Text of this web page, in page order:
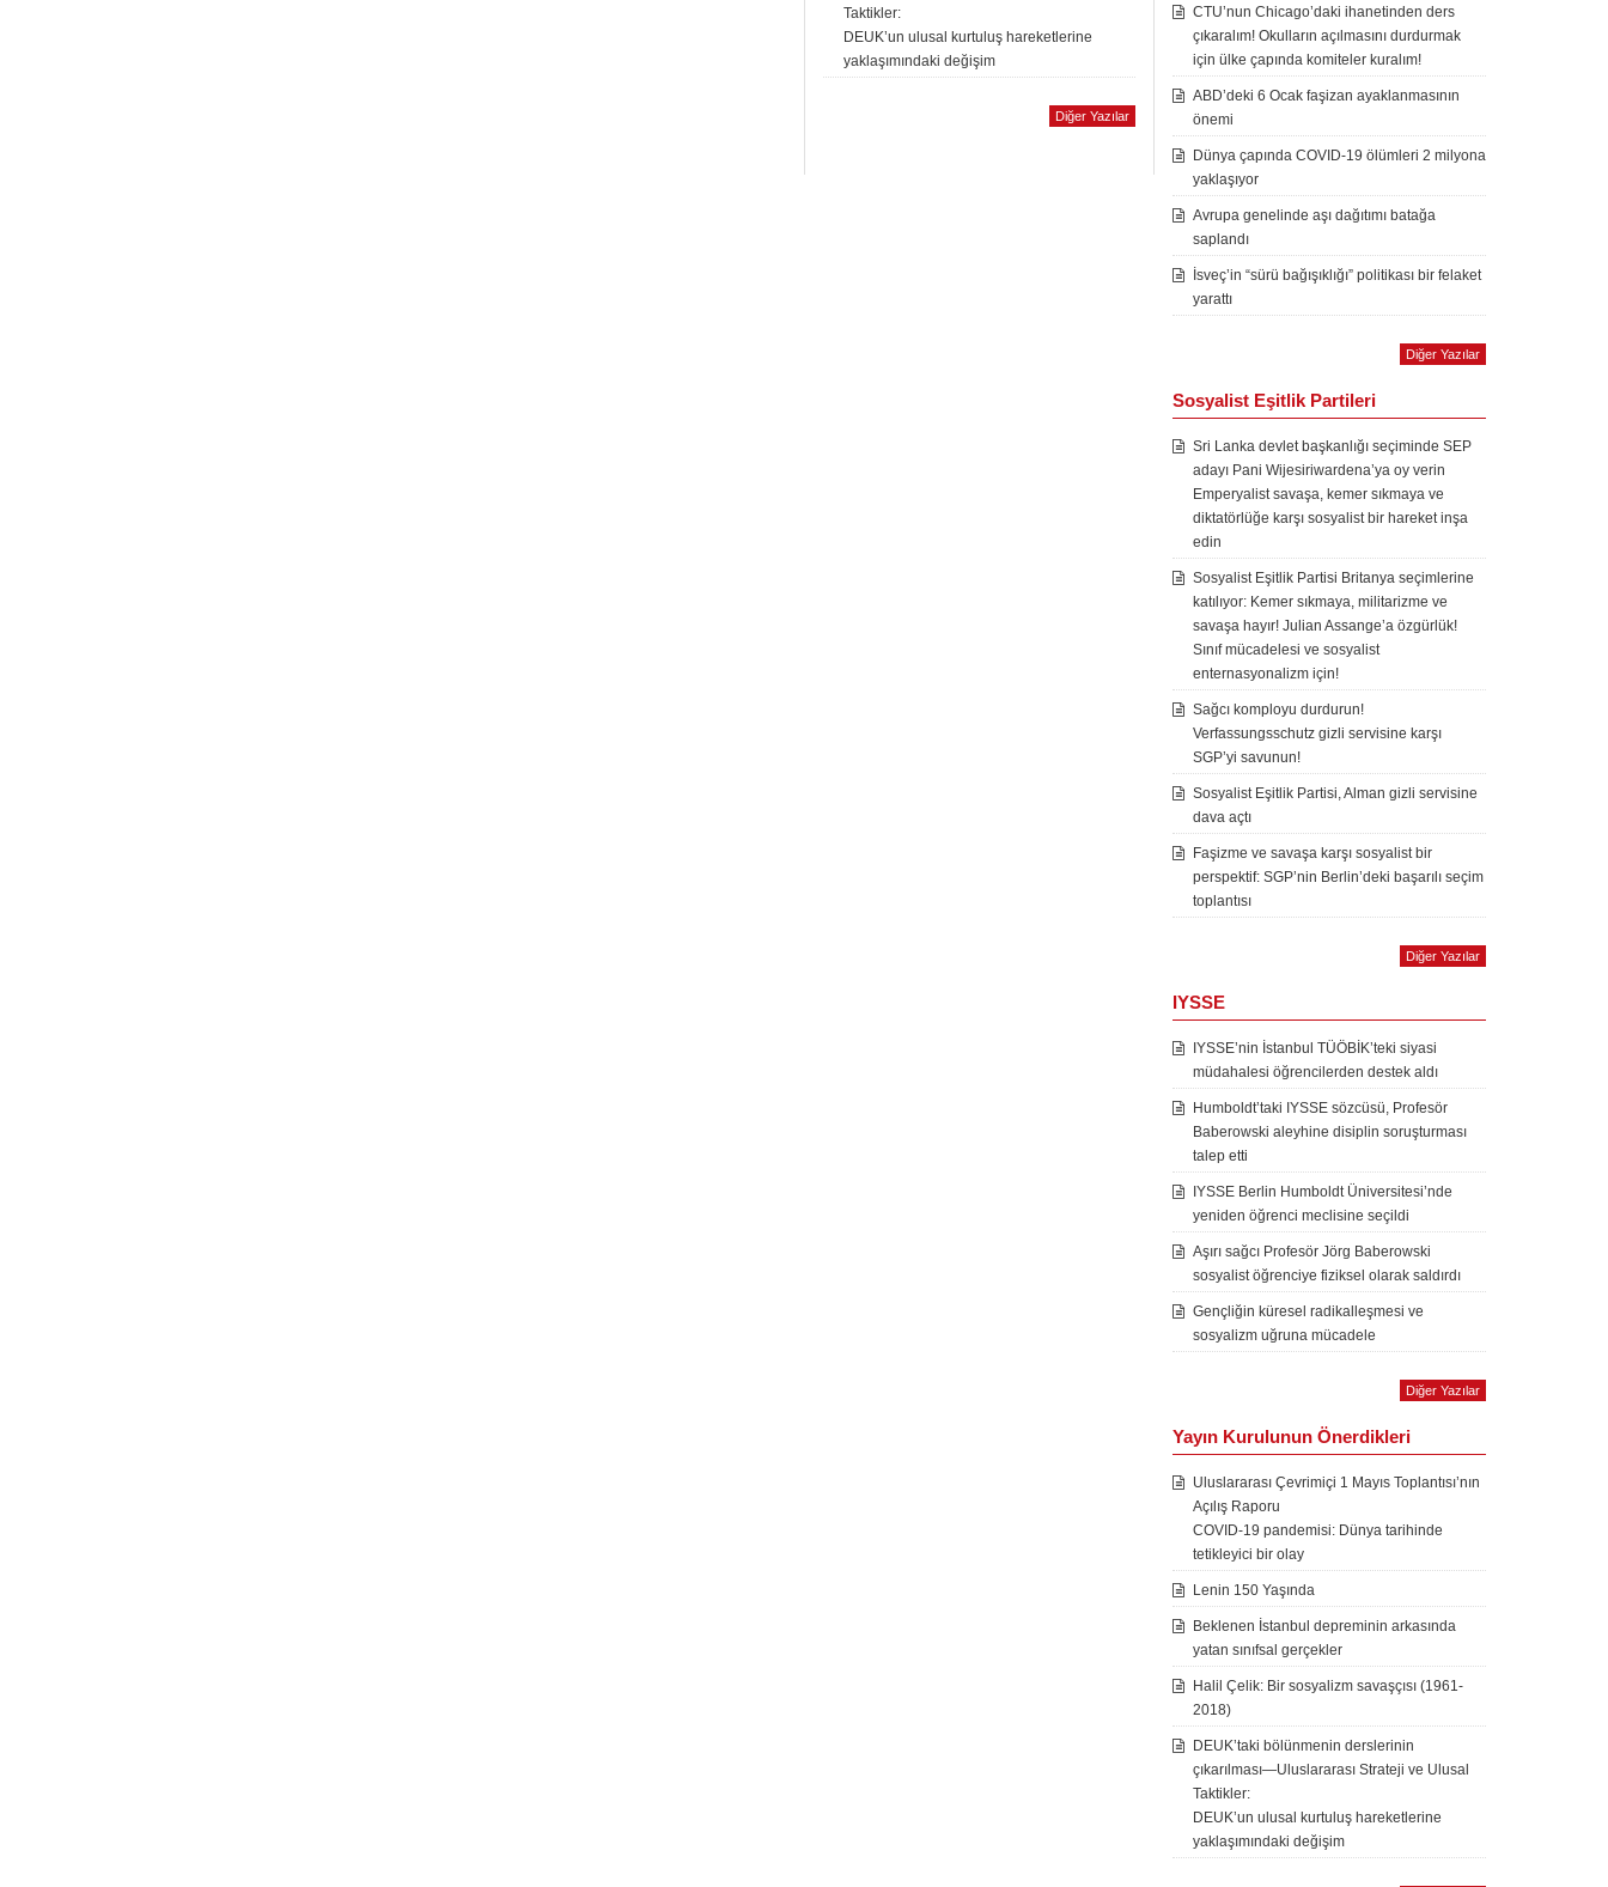
Taktikler:
DEUK’un ulusal kurtuluş hareketlerine
yaklaşımındaki değişim
Diğer Yazılar
CTU’nun Chicago’daki ihanetinden ders
çıkaralım! Okulların açılmasını durdurmak
için ülke çapında komiteler kuralım!
ABD’deki 6 Ocak faşizan ayaklanmasının
önemi
Dünya çapında COVID-19 ölümleri 2 milyona
yaklaşıyor
Avrupa genelinde aşı dağıtımı batağa
saplandı
İsveç’in “sürü bağışıklığı” politikası bir felaket
yarattı
Diğer Yazılar
Sosyalist Eşitlik Partileri
Sri Lanka devlet başkanlığı seçiminde SEP
adayı Pani Wijesiriwardena’ya oy verin
Emperyalist savaşa, kemer sıkmaya ve
diktatörlüğe karşı sosyalist bir hareket inşa
edin
Sosyalist Eşitlik Partisi Britanya seçimlerine
katılıyor: Kemer sıkmaya, militarizme ve
savaşa hayır! Julian Assange’a özgürlük!
Sınıf mücadelesi ve sosyalist
enternasyonalizm için!
Sağcı komployu durdurun!
Verfassungsschutz gizli servisine karşı
SGP’yi savunun!
Sosyalist Eşitlik Partisi, Alman gizli servisine
dava açtı
Faşizme ve savaşa karşı sosyalist bir
perspektif: SGP’nin Berlin’deki başarılı seçim
toplantısı
Diğer Yazılar
IYSSE
IYSSE’nin İstanbul TÜÖBİK’teki siyasi
müdahalesi öğrencilerden destek aldı
Humboldt’taki IYSSE sözcüsü, Profesör
Baberowski aleyhine disiplin soruşturması
talep etti
IYSSE Berlin Humboldt Üniversitesi’nde
yeniden öğrenci meclisine seçildi
Aşırı sağcı Profesör Jörg Baberowski
sosyalist öğrenciye fiziksel olarak saldırdı
Gençliğin küresel radikalleşmesi ve
sosyalizm uğruna mücadele
Diğer Yazılar
Yayın Kurulunun Önerdikleri
Uluslararası Çevrimiçi 1 Mayıs Toplantısı’nın
Açılış Raporu
COVID-19 pandemisi: Dünya tarihinde
tetikleyici bir olay
Lenin 150 Yaşında
Beklenen İstanbul depreminin arkasında
yatan sınıfsal gerçekler
Halil Çelik: Bir sosyalizm savaşçısı (1961-
2018)
DEUK’taki bölünmenin derslerinin
çıkarılması—Uluslararası Strateji ve Ulusal
Taktikler:
DEUK’un ulusal kurtuluş hareketlerine
yaklaşımındaki değişim